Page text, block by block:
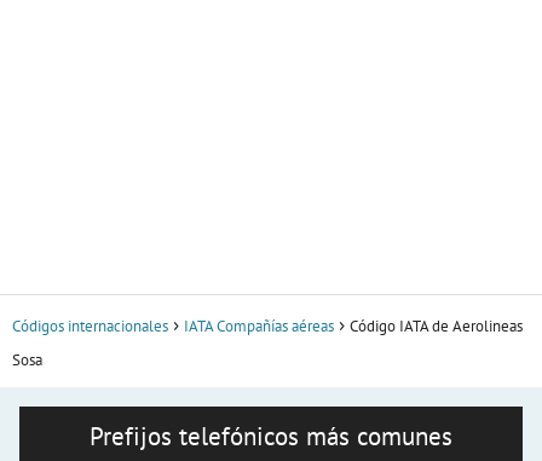
Códigos internacionales IATA Compañías aéreas
Código IATA de Aerolineas
Sosa
Prefijos telefónicos más comunes